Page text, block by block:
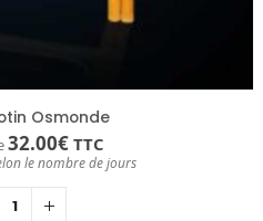
Osmonde
32.00€ TTC
le nombre de jours